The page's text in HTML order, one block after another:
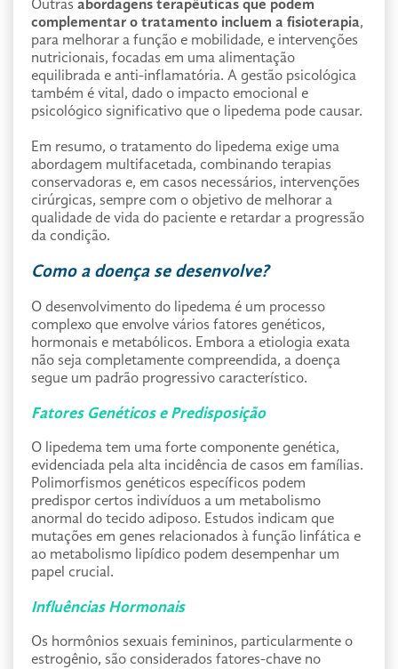
Outras abordagens terapêuticas que podem
complementar o tratamento incluem a fisioterapia,
para melhorar a função e mobilidade, e intervenções
nutricionais, focadas em uma alimentação
equilibrada e anti-inflamatória. A gestão psicológica
também é vital, dado o impacto emocional e
psicológico significativo que o lipedema pode causar.
Em resumo, o tratamento do lipedema exige uma
abordagem multifacetada, combinando terapias
conservadoras e, em casos necessários, intervenções
cirúrgicas, sempre com o objetivo de melhorar a
qualidade de vida do paciente e retardar a progressão
da condição.
Como a doença se desenvolve?
O desenvolvimento do lipedema é um processo
complexo que envolve vários fatores genéticos,
hormonais e metabólicos. Embora a etiologia exata
não seja completamente compreendida, a doença
segue um padrão progressivo característico.
Fatores Genéticos e Predisposição
O lipedema tem uma forte componente genética,
evidenciada pela alta incidência de casos em famílias.
Polimorfismos genéticos específicos podem
predispor certos indivíduos a um metabolismo
anormal do tecido adiposo. Estudos indicam que
mutações em genes relacionados à função linfática e
ao metabolismo lipídico podem desempenhar um
papel crucial.
Influências Hormonais
Os hormônios sexuais femininos, particularmente o
estrogênio, são considerados fatores-chave no